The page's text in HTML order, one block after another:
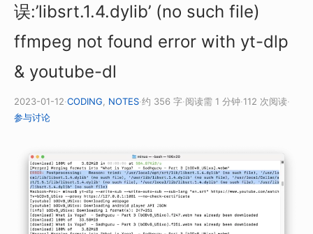
误:’libsrt.1.4.dylib’ (no such file)
ffmpeg not found error with yt-dlp
& youtube-dl
2023-01-12·CODING NOTES·约 356 字·阅读需 1 分钟·112 次阅读·
参与讨论